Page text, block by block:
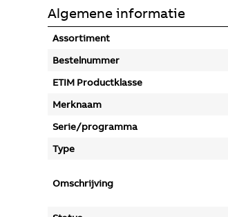
Algemene informatie
Assortiment
Bestelnummer
ETIM Productklasse
Merknaam
Serie/programma
Type
Omschrijving